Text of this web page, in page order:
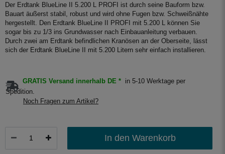
Der Erdtank BlueLine II 5.200 L PROFI ist durch seine Bauform bzw.
Bauart äußerst stabil, robust und wird ohne Fugen bzw. Schweißnähte
hergestellt. Den Erdtank BlueLine II PROFI mit 5.200 L können Sie
sogar bis zu 1/3 ins Grundwasser nach Einbauanleitung verbauen.
Durch zwei am Erdtank befindlichen Kranösen an der Oberseite, lässt
sich der Erdtank BlueLine II mit 5.200 Litern sehr einfach installieren.
GRATIS Versand innerhalb DE *
in 5-10 Werktage per
Spedition.
Noch Fragen zum Artikel?
In den Warenkorb